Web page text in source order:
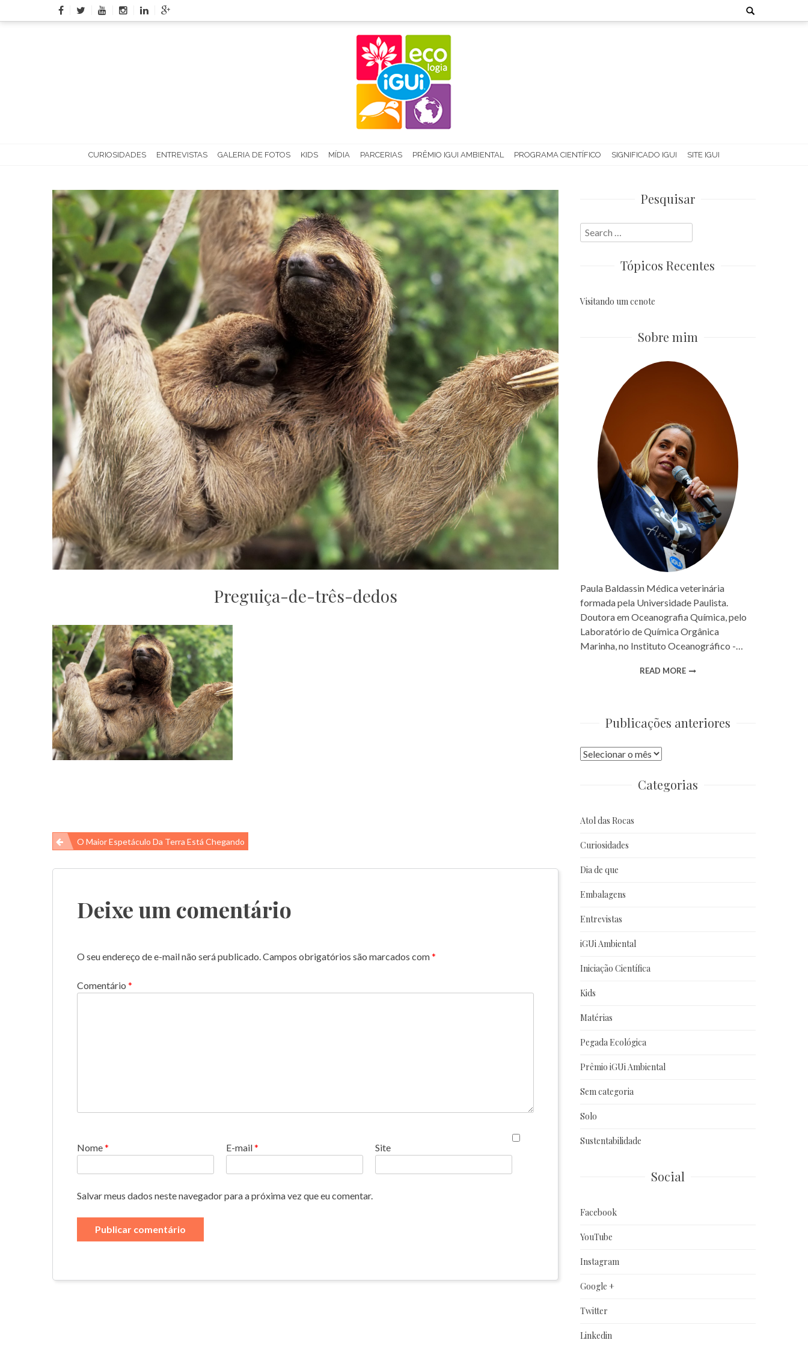
to
Search
for:
CURIOSIDADES ENTREVISTAS GALERIA DE FOTOS KIDS MÍDIA PARCERIAS PRÊMIO IGUI AMBIENTAL PROGRAMA CIENTÍFICO SIGNIFICADO IGUI SITE IGUI
Preguiça-de-três-dedos
Navegação
de
O Maior Espetáculo Da Terra Está Chegando
Deixe um comentário
O seu endereço de e-mail não será publicado.Campos obrigatórios são marcados com*
Comentário *
Nome* E-mail* Site
Salvar meus dados neste navegador para a próxima vez que eu comentar.
Pesquisar
Search
for:
Tópicos Recentes
Visitando um cenote
Sobre mim
Paula Baldassin Médica veterinária
formada pela Universidade Paulista.
Doutora em Oceanografia Química, pelo
Laboratório de Química Orgânica
Marinha, no Instituto Oceanográfico -…
READ MORE
Publicações anteriores
Publicações
Categorias
Atol das Rocas
Curiosidades
Dia de que
Embalagens
Entrevistas
iGUi Ambiental
Iniciação Científica
Kids
Matérias
Pegada Ecológica
Prêmio iGUi Ambiental
Sem categoria
Solo
Sustentabilidade
Social
Facebook
YouTube
Instagram
Google +
Twitter
Linkedin